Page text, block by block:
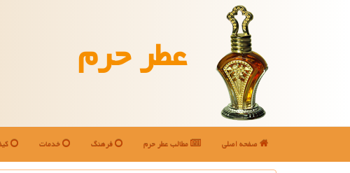
عطر حرم
صفحه اصلی مطالب عطر حرم فرهنگ خدمات